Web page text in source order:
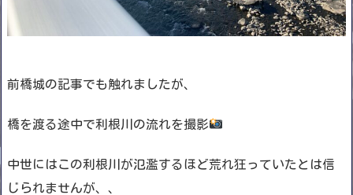
前橋城の記事でも触れましたが、
橋を渡る途中で利根川の流れを撮影
中世にはこの利根川が氾濫するほど荒れ狂っていたとは信
じられませんが、、